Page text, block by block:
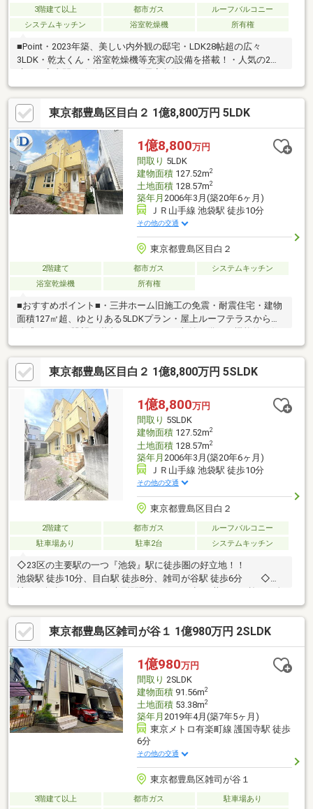
3階建て以上 都市ガス
ルーフバルコニー
システムキッチン
浴室乾燥機 所有権
■Point・2023年築、美しい内外観の邸宅・LDK28帖超の広々
3LDK・乾太くん・浴室乾燥機等充実の設備を搭載！・人気の2階
り！・室内エレベーターがあり老後も安心・屋上バルコニーで陽
当たり・通風・眺望良好■Access有楽町線「護国寺」駅…徒歩8分
副都心線「雑司ヶ谷」駅…徒歩11分コンビニ・スーパー、小・中
学校、保育園、公園が徒歩10分圏内に揃っており、日常生活や子
育てにも最適な環境です！現地、周辺環境の確認等含めご見学は
随時承っております。お気軽にお問合せください！
東京都豊島区目白２ 1億8,800万円 5LDK
1億8,800万円
間取り 5LDK
建物面積127.52m2
土地面積128.57m2
築年月 2006年3月(築20年6ヶ月)
ＪＲ山手線 池袋駅 徒歩10分
その他の交通
東京都豊島区目白２
2階建て 都市ガス
システムキッチン
浴室乾燥機
所有権
■おすすめポイント■・三井ホーム旧施工の免震・耐震住宅・建物
面積127㎡超、ゆとりある5LDKプラン・屋上ルーフテラスから開
空間・都心の利便性と落ち着いた住環境を兼ね備えた目白アドレ
ス・探し始めのお客様、正しい家探しをお伝えします＊ご来店頂
きアンケート回答でギフトカードプレゼント！■交通アクセス■・
JR山手線【目白】駅徒歩7分----------------お気軽に下記の《資料請
求》又は《見学予約》ボタンをクリック！又は
東京都豊島区目白２ 1億8,800万円 5SLDK
1億8,800万円
間取り 5SLDK
建物面積127.52m2
土地面積128.57m2
築年月 2006年3月(築20年6ヶ月)
ＪＲ山手線 池袋駅 徒歩10分
その他の交通
東京都豊島区目白２
2階建て 都市ガス
ルーフバルコニー
駐車場あり
駐車2台 システムキッチン
◇23区の主要駅の一つ『池袋』駅に徒歩圏の好立地！！
池袋駅 徒歩10分、目白駅 徒歩8分、雑司が谷駅 徒歩6分 ◇敷
振・耐震住宅 キレイにお使いですが、リフォームは必要
になりそうです。 リフォームもあわせてご相談くださ
い！！ ◇屋上ルーフバルコニーからの眺望もお楽しみくださ
い♪♪
東京都豊島区雑司が谷１ 1億980万円 2SLDK
1億980万円
間取り 2SLDK
建物面積91.56m2
土地面積53.38m2
築年月 2019年4月(築7年5ヶ月)
東京メトロ有楽町線 護国寺駅 徒歩
6分
その他の交通
東京都豊島区雑司が谷１
3階建て以上 都市ガス
駐車場あり